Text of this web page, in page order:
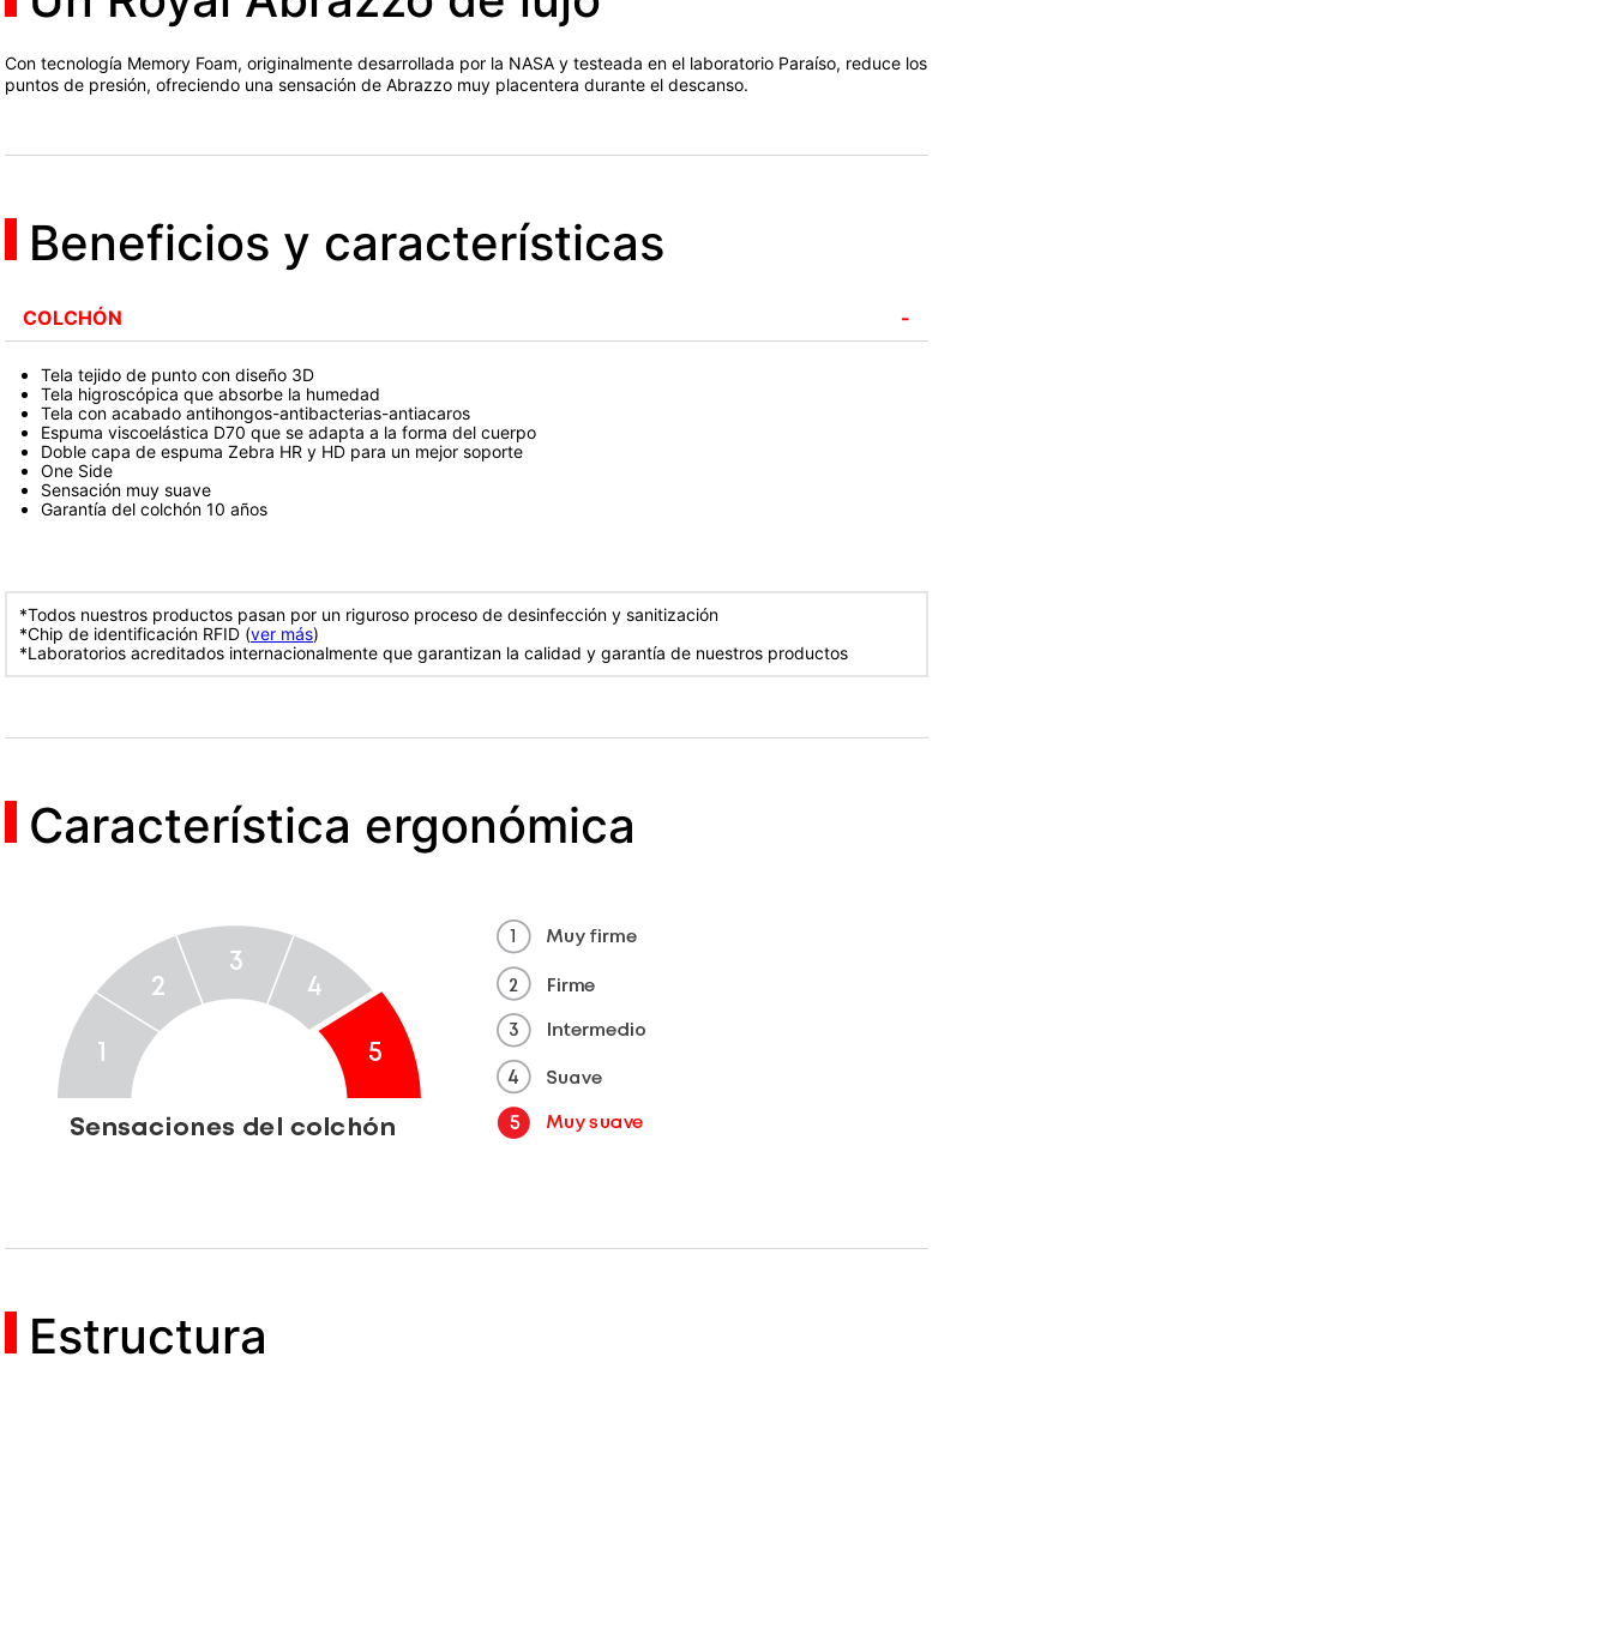
Con tecnología Memory Foam, originalmente desarrollada por la NASA y testeada en el laboratorio Paraíso, reduce los
puntos de presión, ofreciendo una sensación de Abrazzo muy placentera durante el descanso.
Beneficios y características
COLCHÓN -
Tela tejido de punto con diseño 3D
Tela higroscópica que absorbe la humedad
Tela con acabado antihongos-antibacterias-antiacaros
Espuma viscoelástica D70 que se adapta a la forma del cuerpo
Doble capa de espuma Zebra HR y HD para un mejor soporte
One Side
Sensación muy suave
Garantía del colchón 10 años
*Todos nuestros productos pasan por un riguroso proceso de desinfección y sanitización
*Chip de identificación RFID (ver más)
*Laboratorios acreditados internacionalmente que garantizan la calidad y garantía de nuestros productos
Característica ergonómica
Estructura